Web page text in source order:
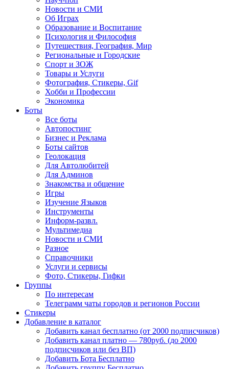
Новости и СМИ
Об Играх
Образование и Воспитание
Психология и Философия
Путешествия, География, Мир
Региональные и Городские
Спорт и ЗОЖ
Товары и Услуги
Фотография, Стикеры, Gif
Хобби и Профессии
Экономика
Боты
Все боты
Автопостинг
Бизнес и Реклама
Боты сайтов
Геолокация
Для Автолюбитей
Для Админов
Знакомства и общение
Игры
Изучение Языков
Инструменты
Информ-развл.
Мультимедиа
Новости и СМИ
Разное
Справочники
Услуги и сервисы
Фото, Стикеры, Гифки
Группы
По интересам
Телеграмм чаты городов и регионов России
Стикеры
Добавление в каталог
Добавить канал бесплатно (от 2000 подписчиков)
Добавить канал платно — 780руб. (до 2000
подписчиков или без ВП)
Добавить Бота Бесплатно